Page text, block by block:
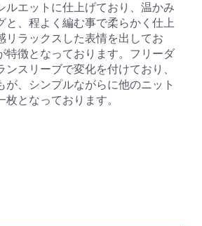
ルエットに仕上げており、温かみ
と、程よく編む事で柔らかく仕上
リラックスした表情を出してお
特徴となっております。フリーダ
ンスリーブで変化を付けており、
が、シンプルながらに他のニット
枚となっております。